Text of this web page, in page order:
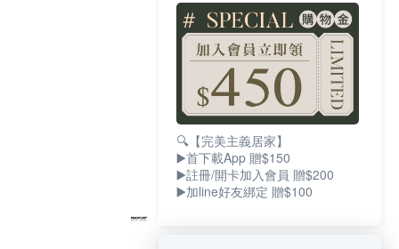
🔍【完美主義居家】
▶️首下載App 贈$150
▶️註冊/開卡加入會員 贈$200
▶️加line好友綁定 贈$100